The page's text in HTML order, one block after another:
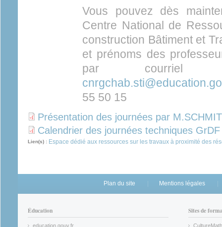
Vous pouvez dès
Centre National de
construction Bâtiment et
et prénoms des
par courriel
55 50 15
Présentation des journées par
Calendrier des journées techniques
Lien(s) : Espace dédié aux ressources sur les travaux à proximité des
Plan du site Mentions légales
Éducation
education.gouv.fr
Sites de
CultureMath